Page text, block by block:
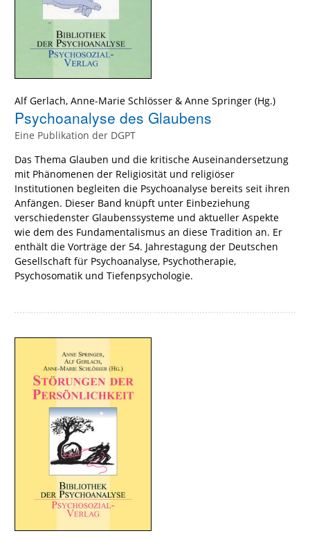
Alf Gerlach, Anne-Marie Schlösser & Anne Springer (Hg.)
Psychoanalyse des Glaubens
Eine Publikation der DGPT
Das Thema Glauben und die kritische Auseinandersetzung
mit Phänomenen der Religiosität und religiöser
Institutionen begleiten die Psychoanalyse bereits seit ihren
Anfängen. Dieser Band knüpft unter Einbeziehung
verschiedenster Glaubenssysteme und aktueller Aspekte
wie dem des Fundamentalismus an diese Tradition an. Er
enthält die Vorträge der 54. Jahrestagung der Deutschen
Gesellschaft für Psychoanalyse, Psychotherapie,
Psychosomatik und Tiefenpsychologie.